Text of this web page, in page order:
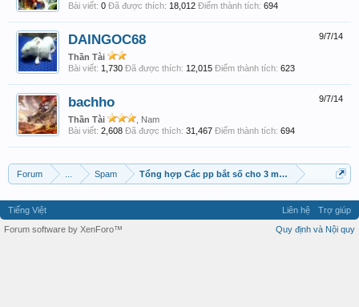
Bài viết: 0 Đã được thích: 18,012 Điểm thành tích: 694
9/7/14
DAINGOC68
Thần Tài
Bài viết: 1,730 Đã được thích: 12,015 Điểm thành tích: 623
9/7/14
bachho
Thần Tài
, Nam
Bài viết: 2,608 Đã được thích: 31,467 Điểm thành tích: 694
Forum Spam Tổng hợp Các pp bắt số cho 3 miền.
Tiếng Việt Liên hệ
Trợ giúp
Quy định và Nội quy
Forum software by XenForo™